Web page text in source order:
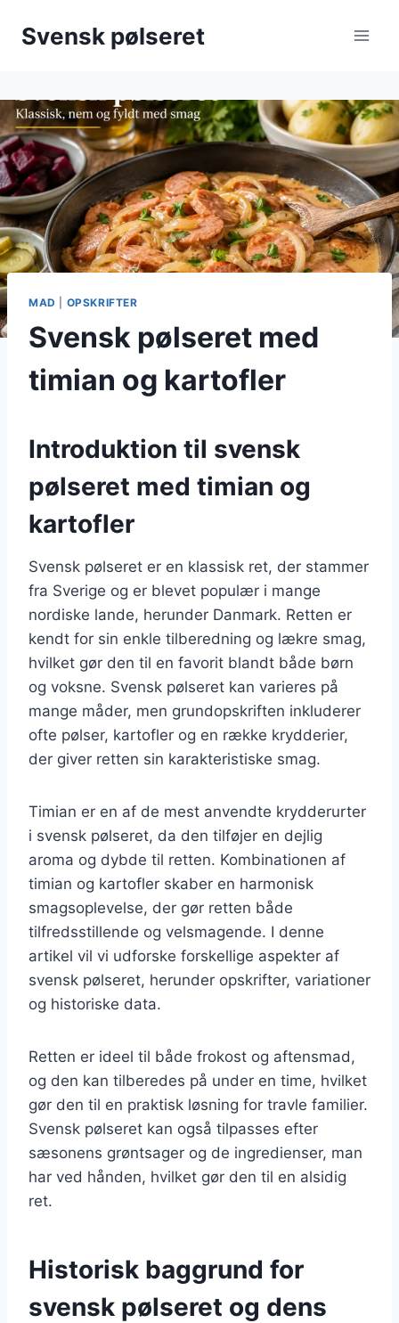
Svensk pølseret
MAD OPSKRIFTER
Svensk pølseret med
timian og kartofler
Introduktion til svensk
pølseret med timian og
kartofler
Svensk pølseret er en klassisk ret, der stammer
fra Sverige og er blevet populær i mange
nordiske lande, herunder Danmark. Retten er
kendt for sin enkle tilberedning og lækre smag,
hvilket gør den til en favorit blandt både børn
og voksne. Svensk pølseret kan varieres på
mange måder, men grundopskriften inkluderer
ofte pølser, kartofler og en række krydderier,
der giver retten sin karakteristiske smag.
Timian er en af de mest anvendte krydderurter
i svensk pølseret, da den tilføjer en dejlig
aroma og dybde til retten. Kombinationen af
timian og kartofler skaber en harmonisk
smagsoplevelse, der gør retten både
tilfredsstillende og velsmagende. I denne
artikel vil vi udforske forskellige aspekter af
svensk pølseret, herunder opskrifter, variationer
og historiske data.
Retten er ideel til både frokost og aftensmad,
og den kan tilberedes på under en time, hvilket
gør den til en praktisk løsning for travle familier.
Svensk pølseret kan også tilpasses efter
sæsonens grøntsager og de ingredienser, man
har ved hånden, hvilket gør den til en alsidig
ret.
Historisk baggrund for
svensk pølseret og dens